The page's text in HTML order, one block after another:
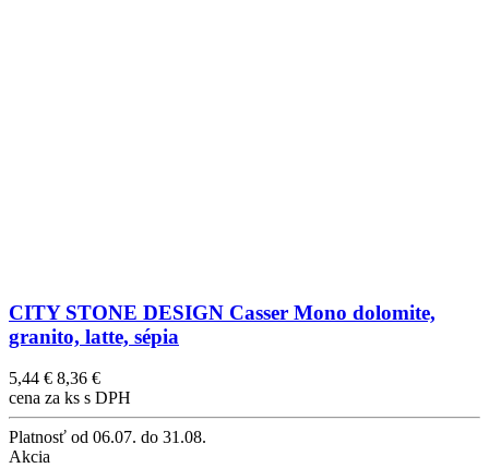
CITY STONE DESIGN Casser Mono dolomite,
granito, latte, sépia
5,44 € 8,36 €
cena za ks s DPH
Platnosť od 06.07. do 31.08.
Akcia